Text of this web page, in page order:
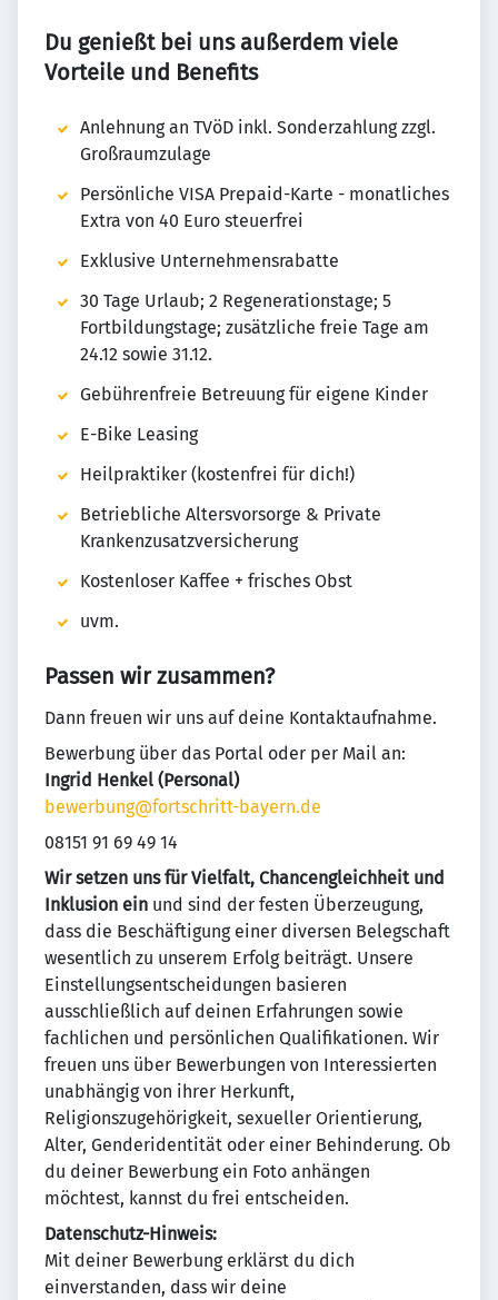
Du genießt bei uns außerdem viele
Vorteile und Benefits
Anlehnung an TVöD inkl. Sonderzahlung zzgl.
Großraumzulage
Persönliche VISA Prepaid-Karte - monatliches
Extra von 40 Euro steuerfrei
Exklusive Unternehmensrabatte
30 Tage Urlaub; 2 Regenerationstage; 5
Fortbildungstage; zusätzliche freie Tage am
24.12 sowie 31.12.
Gebührenfreie Betreuung für eigene Kinder
E-Bike Leasing
Heilpraktiker (kostenfrei für dich!)
Betriebliche Altersvorsorge & Private
Krankenzusatzversicherung
Kostenloser Kaffee + frisches Obst
uvm.
Passen wir zusammen?
Dann freuen wir uns auf deine Kontaktaufnahme.
Bewerbung über das Portal oder per Mail an:
Ingrid Henkel (Personal)
bewerbung@fortschritt-bayern.de
08151 91 69 49 14
Wir setzen uns für Vielfalt, Chancengleichheit und
Inklusion ein und sind der festen Überzeugung,
dass die Beschäftigung einer diversen Belegschaft
wesentlich zu unserem Erfolg beiträgt. Unsere
Einstellungsentscheidungen basieren
ausschließlich auf deinen Erfahrungen sowie
fachlichen und persönlichen Qualifikationen. Wir
freuen uns über Bewerbungen von Interessierten
unabhängig von ihrer Herkunft,
Religionszugehörigkeit, sexueller Orientierung,
Alter, Genderidentität oder einer Behinderung. Ob
du deiner Bewerbung ein Foto anhängen
möchtest, kannst du frei entscheiden.
Datenschutz-Hinweis:
Mit deiner Bewerbung erklärst du dich
einverstanden, dass wir deine